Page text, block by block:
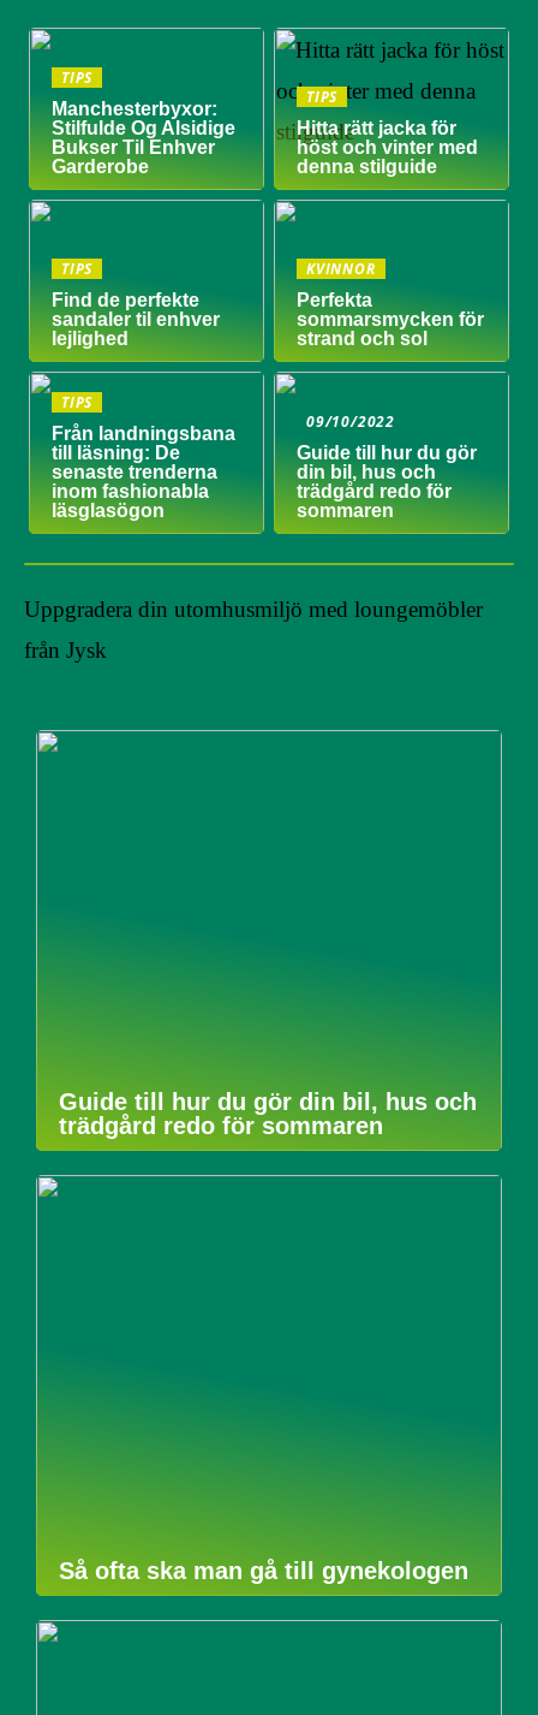
TIPS
Manchesterbyxor:
Stilfulde Og Alsidige
Bukser Til Enhver
Garderobe
TIPS
Hitta rätt jacka för
höst och vinter med
denna stilguide
TIPS
Find de perfekte
sandaler til enhver
lejlighed
KVINNOR
Perfekta
sommarsmycken för
strand och sol
TIPS
Från landningsbana
till läsning: De
senaste trenderna
inom fashionabla
läsglasögon
09/10/2022
Guide till hur du gör
din bil, hus och
trädgård redo för
sommaren
Uppgradera din utomhusmiljö med loungemöbler
från Jysk
Guide till hur du gör din bil, hus och
trädgård redo för sommaren
Så ofta ska man gå till gynekologen